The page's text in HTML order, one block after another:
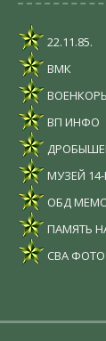
22.11.85.
ВМК
ВП ИНФО
МУЗЕЙ
ОБД
ПАМЯТЬ
СВА ФОТО